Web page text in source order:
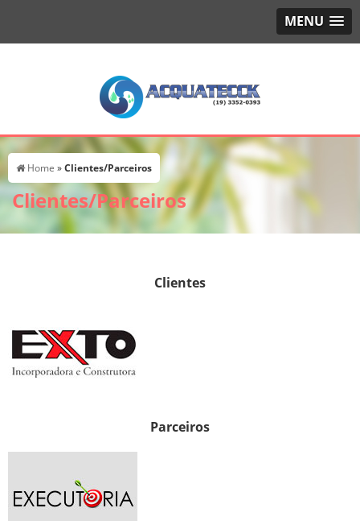
MENU
Home »Clientes/Parceiros
Clientes/Parceiros
Clientes
Parceiros